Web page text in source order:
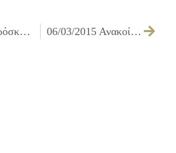
27/02/2015 Πρόσκληση εκδήλωσης ενδιαφέροντος για τις Πολιτιστικές εκδηλώσεις διμήνου Μαρτίου- Απριλίου 2015 06/03/2015 Ανακοίνωση υπ. αρ. 11204/06-03-2015, για σύναψη συμβάσεως μίσθωσης έργου ενός (1) ατόμου ΠΕ-Ιατρών με ειδικότητα Παιδοψυχιατρικής